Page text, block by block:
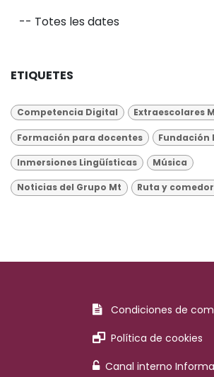
ETIQUETES
Competencia Digital Extraescolares
Formación para docentes Fundación
Inmersiones Lingüísticas Música
Noticias del Grupo Mt Ruta y
Condiciones de
Política de cookies
Canal interno